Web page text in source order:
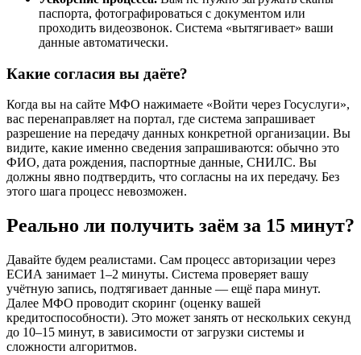
паспорта, фотографироваться с документом или
проходить видеозвонок. Система «вытягивает» ваши
данные автоматически.
Какие согласия вы даёте?
Когда вы на сайте МФО нажимаете «Войти через Госуслуги»,
вас перенаправляет на портал, где система запрашивает
разрешение на передачу данных конкретной организации. Вы
видите, какие именно сведения запрашиваются: обычно это
ФИО, дата рождения, паспортные данные, СНИЛС. Вы
должны явно подтвердить, что согласны на их передачу. Без
этого шага процесс невозможен.
Реально ли получить заём за 15 минут?
Давайте будем реалистами. Сам процесс авторизации через
ЕСИА занимает 1–2 минуты. Система проверяет вашу
учётную запись, подтягивает данные — ещё пара минут.
Далее МФО проводит скоринг (оценку вашей
кредитоспособности). Это может занять от нескольких секунд
до 10–15 минут, в зависимости от загрузки системы и
сложности алгоритмов.